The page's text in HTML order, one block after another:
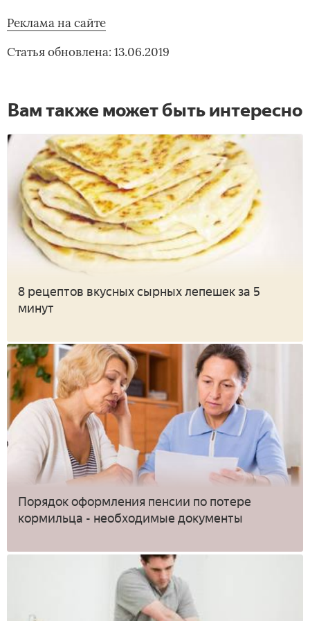
Реклама на сайте
Статья обновлена: 13.06.2019
Вам также может быть интересно
8 рецептов вкусных сырных лепешек за 5
минут
Порядок оформления пенсии по потере
кормильца - необходимые документы